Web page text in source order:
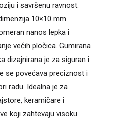
i savršenu ravnost.
10×10 mm
nanos lepka i
većih pločica. Gumirana
dizajnirana je za siguran i
se povećava preciznost i
radu. Idealna je za
keramičare i
koji zahtevaju visoku